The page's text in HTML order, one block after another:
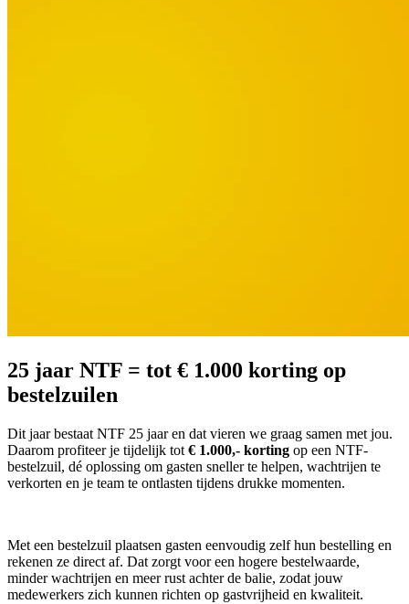
25 jaar NTF = tot € 1.000 korting op
bestelzuilen
Dit jaar bestaat NTF 25 jaar en dat vieren we graag samen met jou.
Daarom profiteer je tijdelijk tot € 1.000,- korting op een NTF-
bestelzuil, dé oplossing om gasten sneller te helpen, wachtrijen te
verkorten en je team te ontlasten tijdens drukke momenten.
Met een bestelzuil plaatsen gasten eenvoudig zelf hun bestelling en
rekenen ze direct af. Dat zorgt voor een hogere bestelwaarde,
minder wachtrijen en meer rust achter de balie, zodat jouw
medewerkers zich kunnen richten op gastvrijheid en kwaliteit.